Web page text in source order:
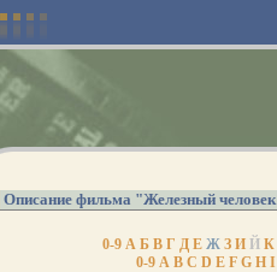
Описание фильма "Железный
0-9 А Б В Г Д Е Ж З И Й К
0-9 A B C D E F G H I